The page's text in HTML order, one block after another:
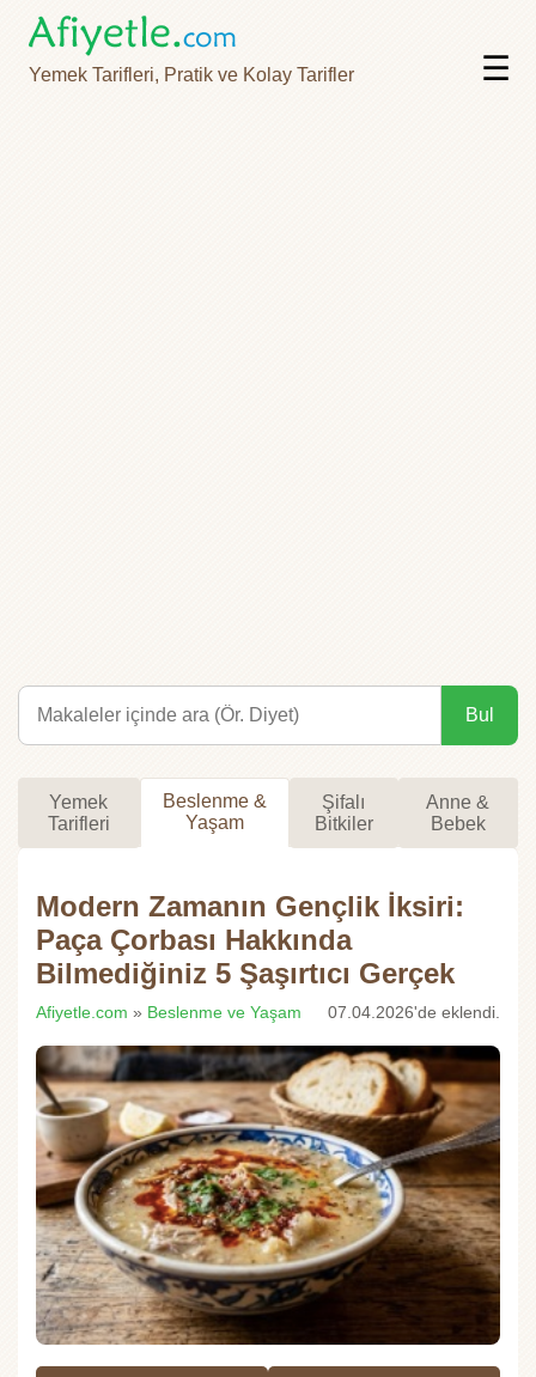
Yemek Tarifleri, Pratik ve Kolay Tarifler ☰
Bul
Yemek
Tarifleri
Beslenme &
Yaşam
Şifalı
Bitkiler
Anne &
Bebek
Modern Zamanın Gençlik İksiri:
Paça Çorbası Hakkında
Bilmediğiniz 5 Şaşırtıcı Gerçek
Afiyetle.com » Beslenme ve Yaşam 07.04.2026'de eklendi.